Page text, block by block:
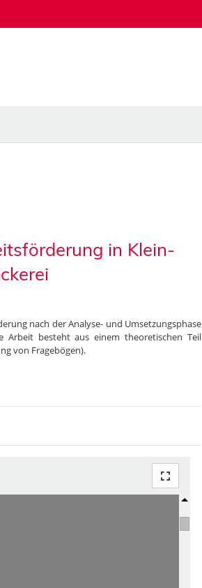
in Klein-
nach der Analyse- und Umsetzungsphase
Arbeit besteht aus einem theoretischen Teil
von Fragebögen).